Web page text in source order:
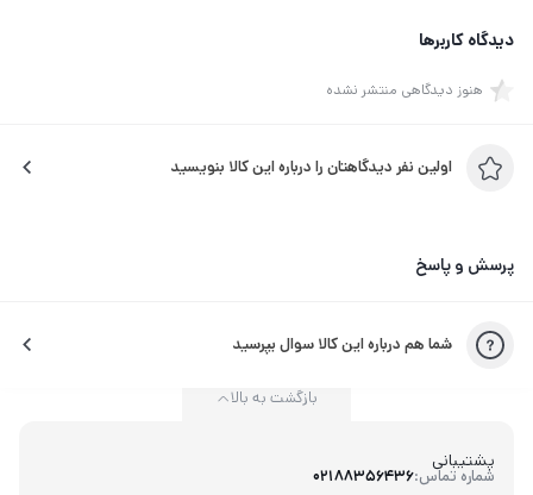
دیدگاه کاربرها
هنوز دیدگاهی منتشر نشده
اولین نفر دیدگاهتان را درباره این کالا بنویسید
پرسش و پاسخ
شما هم درباره این کالا سوال بپرسید
پشتیبانی
شماره تماس:02188356436
بازگشت به بالا